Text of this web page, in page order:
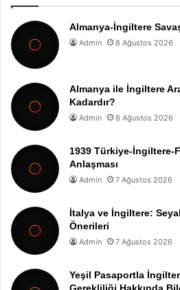
Almanya-İngiltere
Admin 8 Ağustos 2026
Almanya ile İngiltere
Kadardır?
Admin 8 Ağustos 2026
1939 Türkiye-İngiltere-
Anlaşması
Admin 7 Ağustos 2026
İtalya ve İngiltere:
Önerileri
Admin 7 Ağustos 2026
Yeşil Pasaportla
Gerekliliği Hakkında